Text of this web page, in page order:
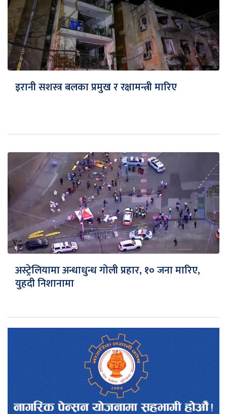
इरानी सशस्त्र बलका प्रमुख र रक्षामन्त्री मारिए
अस्ट्रेलियामा अन्धाधुन्ध गोली प्रहार, १० जना मारिए,
युहदी निशानामा